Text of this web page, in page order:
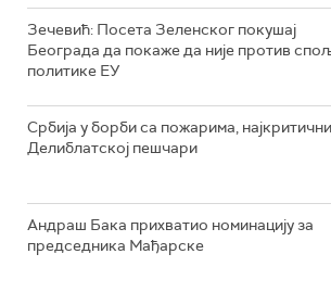
Зечевић: Посета Зеленског покушај
Београда да покаже да није против
политике ЕУ
Србија у борби са пожарима,
Делиблатској пешчари
Андраш Бака прихватио номинацију за
председника Мађарске